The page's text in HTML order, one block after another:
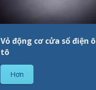
Vỏ động cơ cửa sổ điện ô
tô
Hơn